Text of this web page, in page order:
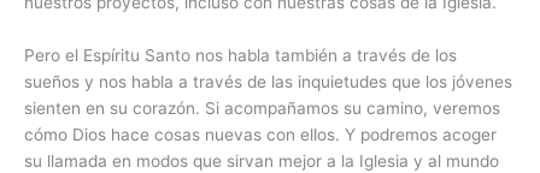
Pero el Espíritu Santo nos habla también a través de los
sueños y nos habla a través de las inquietudes que los jóvenes
sienten en su corazón. Si acompañamos su camino, veremos
cómo Dios hace cosas nuevas con ellos. Y podremos acoger
su llamada en modos que sirvan mejor a la Iglesia y al mundo